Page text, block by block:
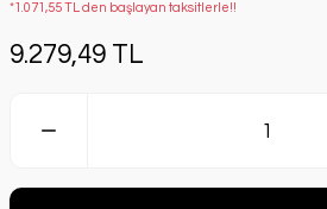
*1.071,55 TL den başlayan taksitlerle!!
9.279,49 TL